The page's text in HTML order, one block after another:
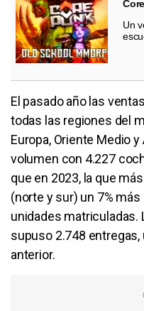
Un
El pasado año las
todas las regiones del
Europa, Oriente Medio
volumen con 4.227
que en 2023, la que
(norte y sur) un 7%
unidades matriculadas.
supuso 2.748 entregas,
anterior.